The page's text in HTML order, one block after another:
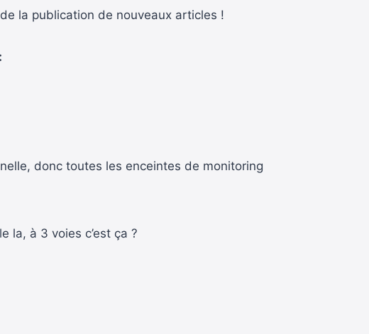
la publication de nouveaux articles !
donc toutes les enceintes de monitoring
la, à 3 voies c’est ça ?